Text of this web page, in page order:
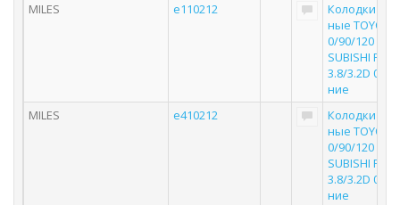
MILES
e110212
Колодки
ные TOYOTA
0/90/120
SUBISHI
3.8/3.2D 06>
ние
MILES
e410212
Колодки
ные TOYOTA
0/90/120
SUBISHI
3.8/3.2D 06>
ние